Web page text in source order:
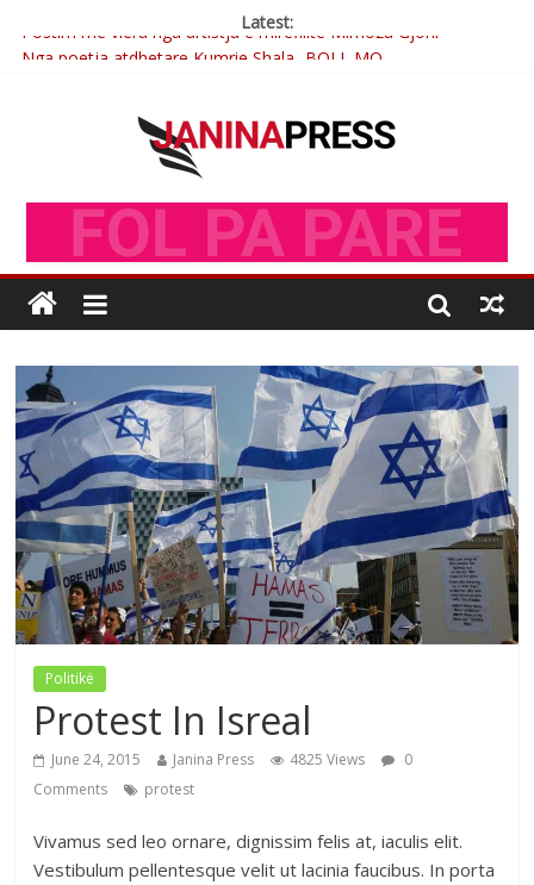
Latest:
Postim me vlera nga artistja e mirëfilltë Mimoza Gjoni
Nga poetja atdhetare Kumrie Shala -BOLL MO
Çlirimtari Mentor Mushkolaj nderohet me mirenjohje nga
Xhevdet Qeriqi Dega e invalidëve në Fushë Kosovë
Politikë
Protest In Isreal
June 24, 2015 Janina Press 4825 Views
0
Comments
protest
Vivamus sed leo ornare, dignissim felis at, iaculis elit.
Vestibulum pellentesque velit ut lacinia faucibus. In porta